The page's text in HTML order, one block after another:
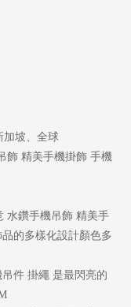
加坡、全球
飾 精美手機掛飾 手機
水鑽手機吊飾 精美手
的多樣化設計顏色多
件 掛繩 是最閃亮的